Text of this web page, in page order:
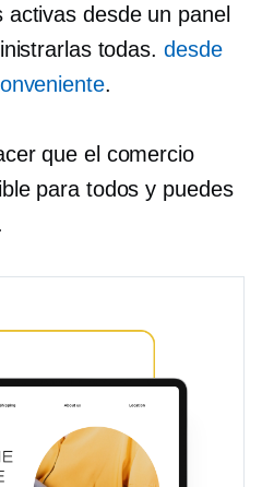
desde un panel
todas. desde
.
que el comercio
para todos y puedes